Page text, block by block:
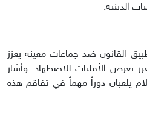
الدينية.
القانون ضد جماعات معينة يعزز
تعرض الأقليات للاضطهاد. وأشار
يلعبان دوراً مهماً في تفاقم هذه